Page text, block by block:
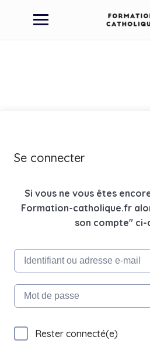
Se connecter
Si vous ne vous êtes
Formation-catholique.fr
son compte" ci-
Rester connecté(e)